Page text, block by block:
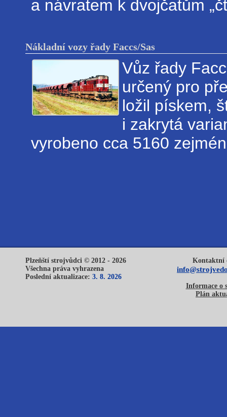
a návratem k dvojčatům
Nákladní vozy řady Faccs/Sas
Vůz řady
určený pro
ložil pískem,
i zakrytá
vyrobeno cca 5160
Plzeňští strojvůdci © 2012 - 2026
Všechna práva vyhrazena
Poslední aktualizace: 3. 8. 2026
Kontaktní
Informace o
Plán